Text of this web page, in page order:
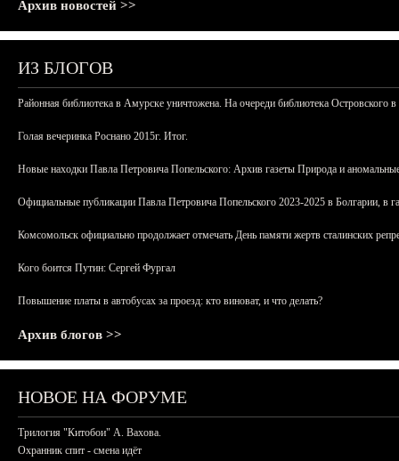
Архив новостей >>
ИЗ БЛОГОВ
Районная библиотека в Амурске уничтожена. На очереди библиотека Островского
Голая вечеринка Роснано 2015г. Итог.
Новые находки Павла Петровича Попельского: Архив газеты Природа и
Официальные публикации Павла Петровича Попельского 2023-2025 в Болгарии, в
Комсомольск официально продолжает отмечать День памяти жертв сталинских
Кого боится Путин: Сергей Фургал
Повышение платы в автобусах за проезд: кто виноват, и что делать?
Архив блогов >>
НОВОЕ НА ФОРУМЕ
Трилогия "Китобои" А. Вахова.
Охранник спит - смена идёт